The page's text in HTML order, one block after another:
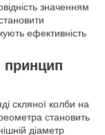
значенням
ефективність
принцип
скляної колби на
становить
діаметр